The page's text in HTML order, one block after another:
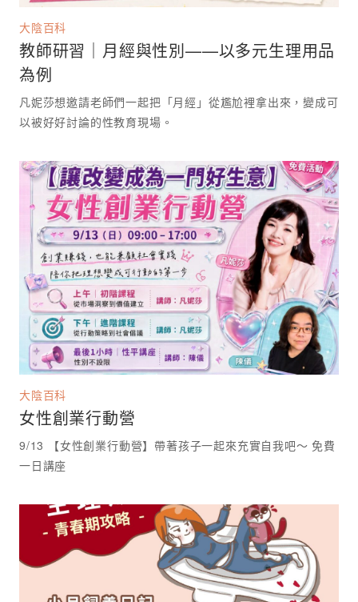
大陰百科
教師研習｜月經與性別——以多元生理用品
為例
凡妮莎想邀請老師們一起把「月經」從尷尬裡拿出來，變成可
大陰百科
女性創業行動營
9/13 【女性創業行動營】帶著孩子一起來充實自我吧～ 免費